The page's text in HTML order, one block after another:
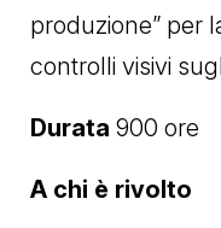
produzione” per
controlli visivi
Durata 900 ore
A chi è rivolto